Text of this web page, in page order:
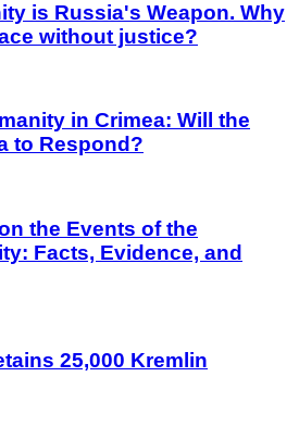
is Russia's Weapon. Why
without justice?
in Crimea: Will the
to Respond?
the Events of the
Facts, Evidence, and
25,000 Kremlin